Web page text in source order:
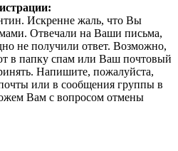
Искренне жаль, что Вы
Отвечали на Ваши письма,
не получили ответ. Возможно,
в папку спам или Ваш почтовый
Напишите, пожалуйста,
или в сообщения группы в
Вам с вопросом отмены